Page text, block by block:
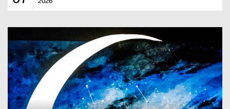
Mensual
Puntos
CulturaCulturaUNAM